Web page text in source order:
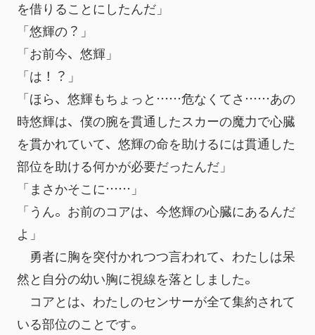
を借りることにしたんだ」
「悠輝の？」
「お前今、悠輝」
「は！？」
「ほら、悠輝もちょっと……危なくてさ……あの
時悠輝は、僕の腕を貫通したスカーの魔力で心臓
を貫かれていて、悠輝の命を助けるには貫通した
部位を助ける何かが必要だったんだ」
「まさかそこに……」
「うん。お前のコアは、今悠輝の心臓にあるんだ
よ」
勇者に胸を突付かれつつ言われて、わたしは呆
然と自分の幼い胸に視線を落としました。
コアとは、わたしのセンサーが全て集約されて
いる部位のことです。